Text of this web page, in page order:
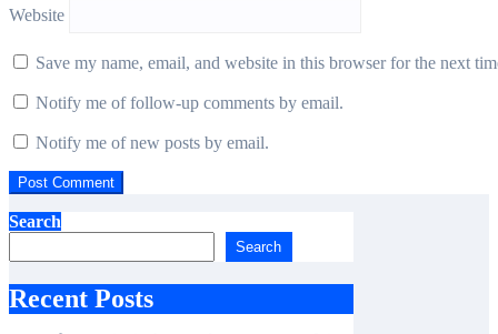
Website
Save my name, email, and website in this browser for the next
Notify me of follow-up comments by email.
Notify me of new posts by email.
Search
Search
Recent Posts